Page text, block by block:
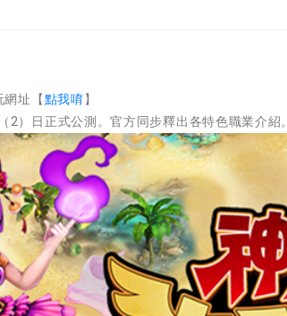
址【點我唷】
2）日正式公測。官方同步釋出各特色職業介紹。